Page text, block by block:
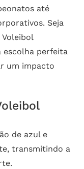
até
Seja
escolha perfeita
um impacto
de azul e
transmitindo a